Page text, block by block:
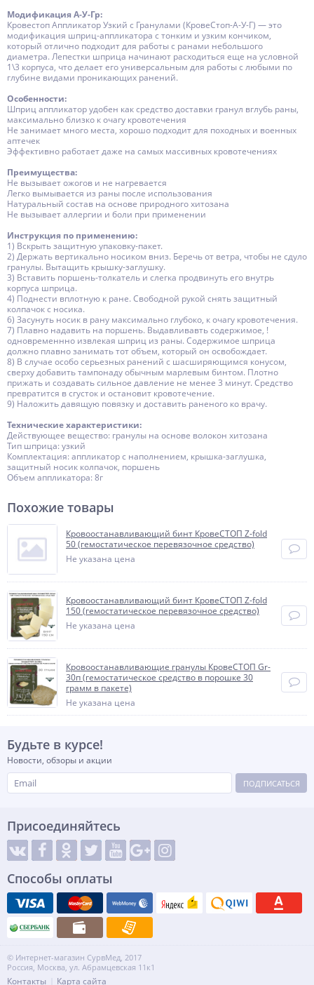
Модификация А-У-Гр:
Кровестоп Аппликатор Узкий с Гранулами (КровеСтоп-А-У-Г) — это
модификация шприц-аппликатора с тонким и узким кончиком,
который отлично подходит для работы с ранами небольшого
диаметра. Лепестки шприца начинают расходиться еще на условной
1\3 корпуса, что делает его универсальным для работы с любыми по
глубине видами проникающих ранений.
Особенности:
Шприц аппликатор удобен как средство доставки гранул вглубь раны,
максимально близко к очагу кровотечения
Не занимает много места, хорошо подходит для походных и военных
аптечек
Эффективно работает даже на самых массивных кровотечениях
Преимущества:
Не вызывает ожогов и не нагревается
Легко вымывается из раны после использования
Натуральный состав на основе природного хитозана
Не вызывает аллергии и боли при применении
Инструкция по применению:
1) Вскрыть защитную упаковку-пакет.
2) Держать вертикально носиком вниз. Беречь от ветра, чтобы не сдуло
гранулы. Вытащить крышку-заглушку.
3) Вставить поршень-толкатель и слегка продвинуть его внутрь
корпуса шприца.
4) Поднести вплотную к ране. Свободной рукой снять защитный
колпачок с носика.
6) Засунуть носик в рану максимально глубоко, к очагу кровотечения.
7) Плавно надавить на поршень. Выдавливавть содержимое, !
одновременнно извлекая шприц из раны. Содержимое шприца
должно плавно занимать тот объем, который он освобождает.
8) В случае особо серьезных ранений с шасширяющимся конусом,
сверху добавить тампонаду обычным марлевым бинтом. Плотно
прижать и создавать сильное давление не менее 3 минут. Средство
превратится в сгусток и остановит кровотечение.
9) Наложить давящую повязку и доставить раненого ко врачу.
Технические характеристики:
Действующее вещество: гранулы на основе волокон хитозана
Тип шприца: узкий
Комплектация: аппликатор с наполнением, крышка-заглушка,
защитный носик колпачок, поршень
Объем аппликатора: 8г
Похожие товары
Кровоостанавливающий бинт КровеСТОП Z-fold
50 (гемостатическое перевязочное средство)
Не указана цена
Кровоостанавливающий бинт КровеСТОП Z-fold
150 (гемостатическое перевязочное средство)
Не указана цена
Кровоостанавливающие гранулы КровеСТОП Gr-
30п (гемостатическое средство в порошке 30
грамм в пакете)
Не указана цена
Будьте в курсе!
Новости, обзоры и акции
ПОДПИСАТЬСЯ
Присоединяйтесь
Способы оплаты
© Интернет-магазин СурвМед, 2017
Россия, Москва, ул. Абрамцевская 11к1
Контакты Карта сайта